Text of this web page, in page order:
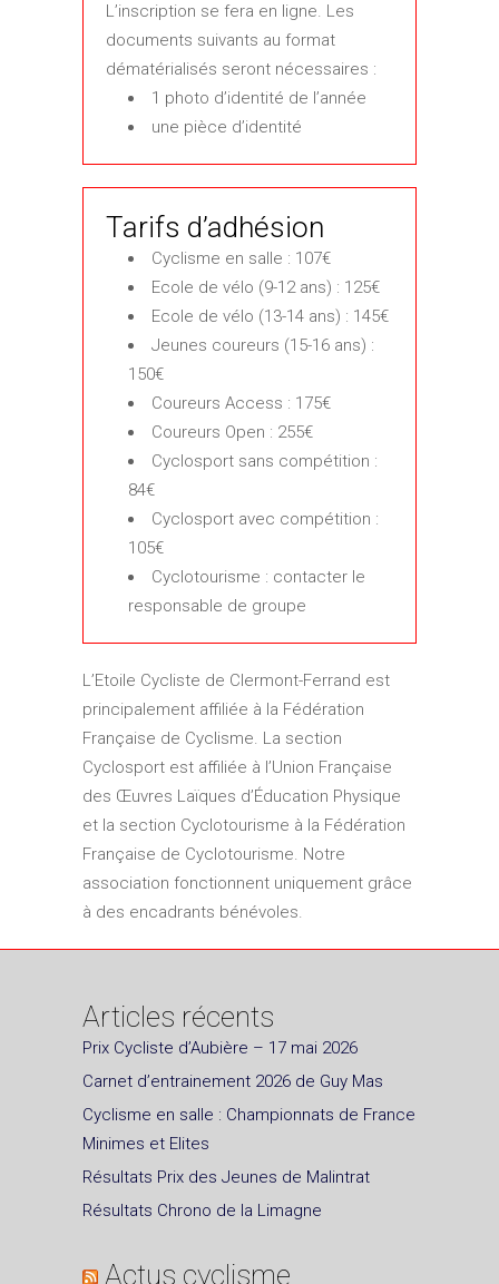
L’inscription se fera en ligne. Les
documents suivants au format
dématérialisés seront nécessaires :
1 photo d’identité de l’année
une pièce d’identité
Tarifs d’adhésion
Cyclisme en salle : 107€
Ecole de vélo (9-12 ans) : 125€
Ecole de vélo (13-14 ans) : 145€
Jeunes coureurs (15-16 ans) :
150€
Coureurs Access : 175€
Coureurs Open : 255€
Cyclosport sans compétition :
84€
Cyclosport avec compétition :
105€
Cyclotourisme : contacter le
responsable de groupe
L’Etoile Cycliste de Clermont-Ferrand est
principalement affiliée à la Fédération
Française de Cyclisme. La section
Cyclosport est affiliée à l’Union Française
des Œuvres Laïques d’Éducation Physique
et la section Cyclotourisme à la Fédération
Française de Cyclotourisme. Notre
association fonctionnent uniquement grâce
à des encadrants bénévoles.
Articles récents
Prix Cycliste d’Aubière – 17 mai 2026
Carnet d’entrainement 2026 de Guy Mas
Cyclisme en salle : Championnats de France
Minimes et Elites
Résultats Prix des Jeunes de Malintrat
Résultats Chrono de la Limagne
Actus cyclisme